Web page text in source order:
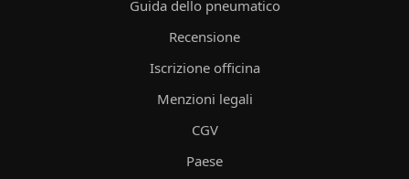
Guida dello pneumatico
Recensione
Iscrizione officina
Menzioni legali
CGV
Paese